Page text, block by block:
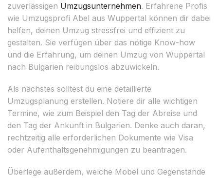
zuverlässigen Umzugsunternehmen. Erfahrene Profis
wie Umzugsprofi Abel aus Wuppertal können dir dabei
helfen, deinen Umzug stressfrei und effizient zu
gestalten. Sie verfügen über das nötige Know-how
und die Erfahrung, um deinen Umzug von Wuppertal
nach Bulgarien reibungslos abzuwickeln.
Als nächstes solltest du eine detaillierte
Umzugsplanung erstellen. Notiere dir alle wichtigen
Termine, wie zum Beispiel den Tag der Abreise und
den Tag der Ankunft in Bulgarien. Denke auch daran,
rechtzeitig alle erforderlichen Dokumente wie Visa
oder Aufenthaltsgenehmigungen zu beantragen.
Überlege außerdem, welche Möbel und Gegenstände